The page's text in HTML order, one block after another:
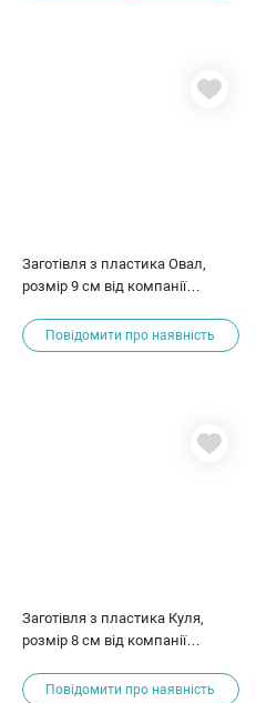
Заготівля з пластика Овал,
розмір 9 см від компанії
Повідомити про наявність
Заготівля з пластика Куля,
розмір 8 см від компанії
Повідомити про наявність